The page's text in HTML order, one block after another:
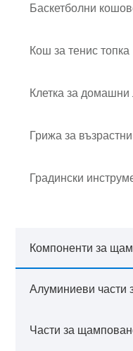
Баскетболни
Кош за тенис топка
Клетка за
Грижа за
Градински
Компоненти за
Алуминиеви части
Части за